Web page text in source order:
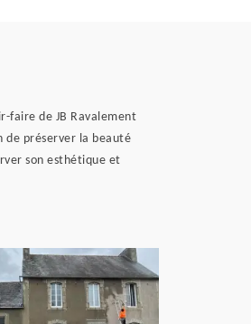
faire de JB Ravalement
de préserver la beauté
son esthétique et